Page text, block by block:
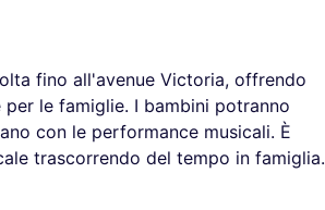
fino all'avenue Victoria, offrendo
le famiglie. I bambini potranno
con le performance musicali. È
trascorrendo del tempo in famiglia.